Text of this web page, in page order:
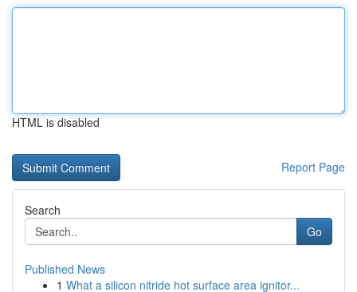
HTML is disabled
Report Page
Search
Go
Published News
1 What a silicon nitride hot surface area ignitor...